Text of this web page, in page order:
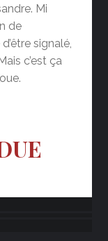
Mi
de
signalé,
c’est ça